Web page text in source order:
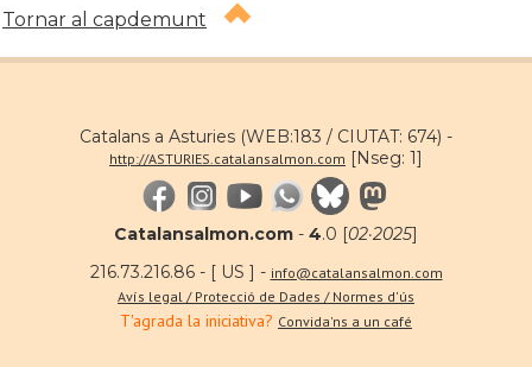
Tornar al capdemunt
Catalans a Asturies (WEB:183 / CIUTAT: 674) -
http://ASTURIES.catalansalmon.com [Nseg: 1]
Catalansalmon.com - 4.0 [02·2025]
216.73.216.86 - [ US ] - info@catalansalmon.com
Avís legal / Protecció de Dades / Normes d'ús
T'agrada la iniciativa? Convida'ns a un café